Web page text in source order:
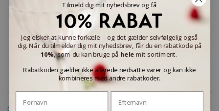
LEVERINGSMULIGHEDER
Tilmeld dig mit nyhedsbrev og få
10% RABAT
Jeg elsker at kunne forkæle – og det gælder selvfølgelig også
dig. Når du tilmelder dig mit nyhedsbrev, får du en rabatkode på
10%, som du kan bruge på hele mit sortiment.
Rabatkoden gælder ikke allerede nedsatte varer og kan ikke
kombineres med andre rabatkoder.